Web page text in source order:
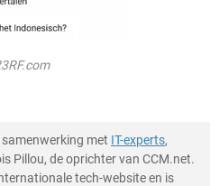
met IT-experts,
Pillou, de oprichter van CCM.net.
tech-website en is